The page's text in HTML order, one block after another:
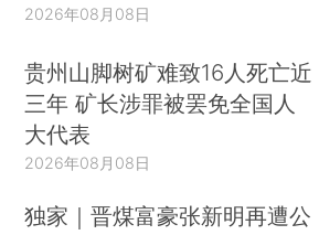
2026年08月08日
贵州山脚树矿难致16人死亡近
三年 矿长涉罪被罢免全国人
大代表
2026年08月08日
独家｜晋煤富豪张新明再遭公